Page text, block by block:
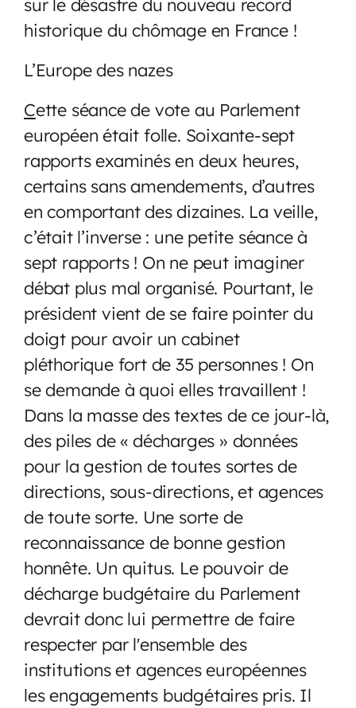
historique du chômage en France !
L’Europe des nazes
Cette séance de vote au Parlement
européen était folle. Soixante-sept
rapports examinés en deux heures,
certains sans amendements, d’autres
en comportant des dizaines. La veille,
c’était l’inverse : une petite séance à
sept rapports ! On ne peut imaginer
débat plus mal organisé. Pourtant, le
président vient de se faire pointer du
doigt pour avoir un cabinet
pléthorique fort de 35 personnes ! On
se demande à quoi elles travaillent !
Dans la masse des textes de ce jour-là,
des piles de « décharges » données
pour la gestion de toutes sortes de
directions, sous-directions, et agences
de toute sorte. Une sorte de
reconnaissance de bonne gestion
honnête. Un quitus. Le pouvoir de
décharge budgétaire du Parlement
devrait donc lui permettre de faire
respecter par l'ensemble des
institutions et agences européennes
les engagements budgétaires pris. Il